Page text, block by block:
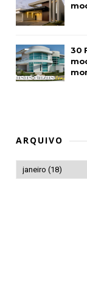
30
ARQUIVO